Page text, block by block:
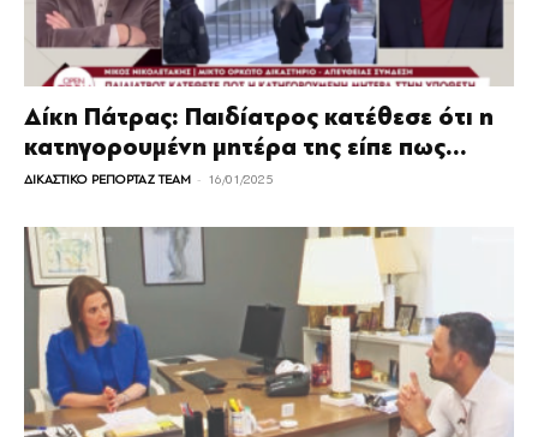
Δίκη Πάτρας: Παιδίατρος κατέθεσε ότι η
κατηγορουμένη μητέρα της είπε πως...
ΔΙΚΑΣΤΙΚΟ ΡΕΠΟΡΤΑΖ TEAM - 16/01/2025